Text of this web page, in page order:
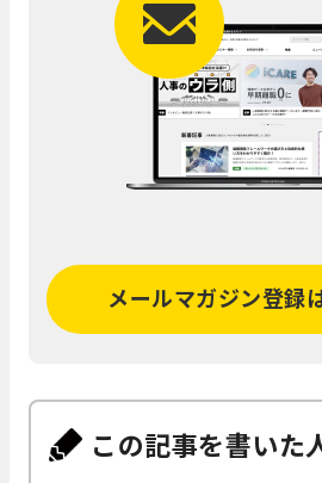
メールマガジン登録
この記事を書いた